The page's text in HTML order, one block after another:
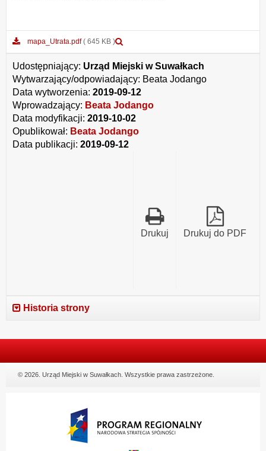
mapa_Utrata.pdf ( 645 KB )
załącznika
mapa_Utrata.pdf
Udostępniający: Urząd Miejski w Suwałkach
Wytwarzający/odpowiadający: Beata Jodango
Data wytworzenia: 2019-09-12
Wprowadzający: Beata Jodango
Data modyfikacji: 2019-10-02
Opublikował: Beata Jodango
Data publikacji: 2019-09-12
Drukuj do PDF
Drukuj
Historia strony
© 2026. Urząd Miejski w Suwałkach. Wszystkie prawa zastrzeżone.